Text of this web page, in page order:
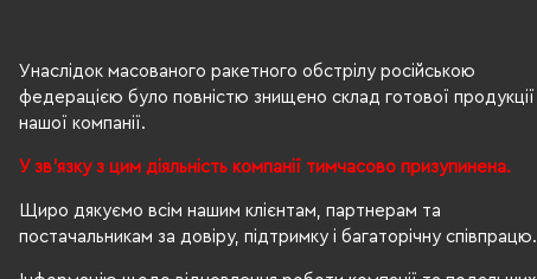
Унаслідок масованого ракетного обстрілу російською
федерацією було повністю знищено склад готової продукції
нашої компанії.
У зв'язку з цим діяльність компанії тимчасово призупинена.
Щиро дякуємо всім нашим клієнтам, партнерам та
постачальникам за довіру, підтримку і багаторічну співпрацю.
160 г/м²
Ні
PETA-Approved Vegan